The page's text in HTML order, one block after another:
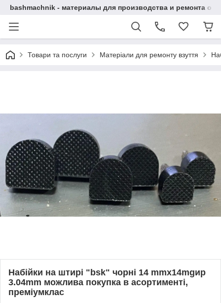
bashmachnik - материалы для производства и ремонта
Товари та послуги Матеріали для ремонту взуття
Набійки на штирі "bsk" чорні 14 mmx14mgир
3.04mm можлива покупка в асортименті,
преміумклас